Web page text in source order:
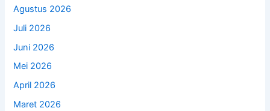
Agustus 2026
Juli 2026
Juni 2026
Mei 2026
April 2026
Maret 2026